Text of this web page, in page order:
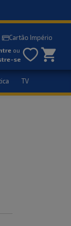
Cartão Império
ou
se
TV